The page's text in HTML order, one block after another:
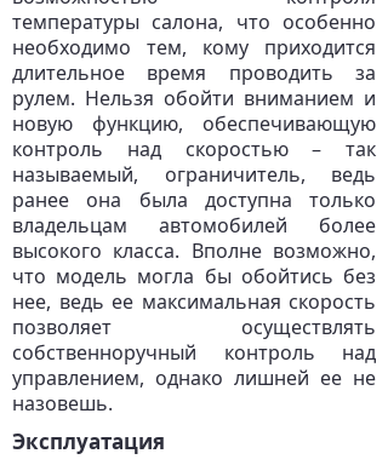
температуры салона, что особенно
необходимо тем, кому приходится
длительное время проводить за
рулем. Нельзя обойти вниманием и
новую функцию, обеспечивающую
контроль над скоростью – так
называемый, ограничитель, ведь
ранее она была доступна только
владельцам автомобилей более
высокого класса. Вполне возможно,
что модель могла бы обойтись без
нее, ведь ее максимальная скорость
позволяет осуществлять
собственноручный контроль над
управлением, однако лишней ее не
назовешь.
Эксплуатация